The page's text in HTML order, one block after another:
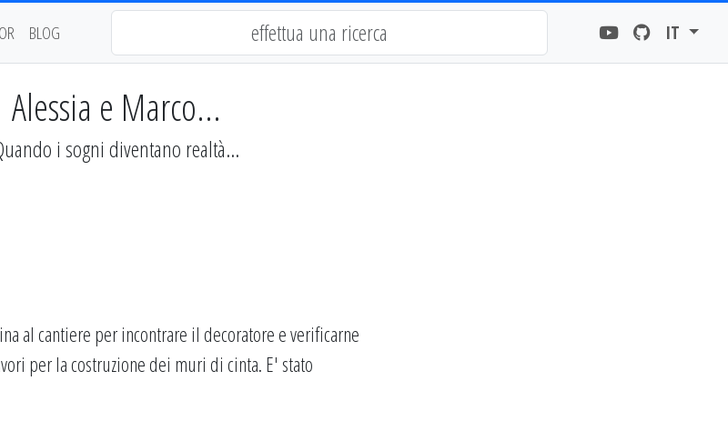
BLOG IT
Alessia e Marco...
i sogni diventano realtà...
al cantiere per incontrare il decoratore e verificarne
per la costruzione dei muri di cinta. E' stato